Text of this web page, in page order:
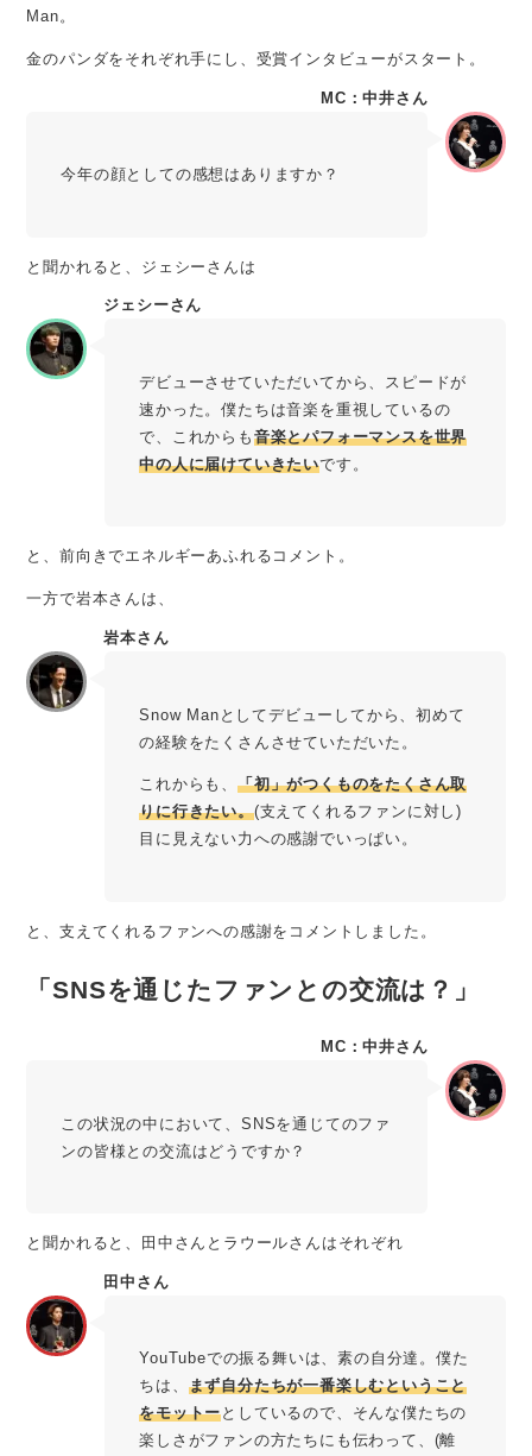
Man。
金のパンダをそれぞれ手にし、受賞インタビューがスタート。
MC：中井さん
今年の顔としての感想はありますか？
と聞かれると、ジェシーさんは
ジェシーさん
デビューさせていただいてから、スピードが
速かった。僕たちは音楽を重視しているの
で、これからも 音楽とパフォーマンスを世界
中の人に届けていきたいです。
と、前向きでエネルギーあふれるコメント。
一方で岩本さんは、
岩本さん
Snow Manとしてデビューしてから、初めて
の経験をたくさんさせていただいた。
これからも、 「初」がつくものをたくさん取
りに行きたい。(支えてくれるファンに対し)
目に見えない力への感謝でいっぱい。
と、支えてくれるファンへの感謝をコメントしました。
「SNSを通じたファンとの交流は？」
MC：中井さん
この状況の中において、SNSを通じてのファ
ンの皆様との交流はどうですか？
と聞かれると、田中さんとラウールさんはそれぞれ
田中さん
YouTubeでの振る舞いは、素の自分達。僕た
ちは、 まず自分たちが一番楽しむということ
をモットーとしているので、そんな僕たちの
楽しさがファンの方たちにも伝わって、(離